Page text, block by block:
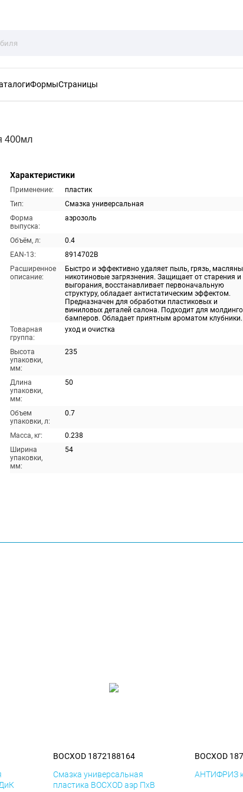
ФормыСтраницы
400мл
Характеристики
Применение:
пластик
Тип:
Смазка универсальная
Форма
выпуска:
аэрозоль
Объём, л:
0.4
EAN-13:
8914702B
Расширенное
описание:
Быстро и эффективно удаляет пыль, грязь,
никотиновые загрязнения. Защищает от старения и
выгорания, восстанавливает первоначальную
структуру, обладает антистатическим эффектом.
Предназначен для обработки пластиковых и
виниловых деталей салона. Подходит для
бамперов. Обладает приятным ароматом клубники.
Товарная
группа:
уход и очистка
Высота
упаковки,
мм:
235
Длина
упаковки,
мм:
50
Объем
упаковки, л:
0.7
Масса, кг:
0.238
Ширина
упаковки,
мм:
54
BOCXOD 1872188164
Смазка универсальная
пластика BOCXOD аэр ПхВ
BOCXOD
АНТИФРИЗ